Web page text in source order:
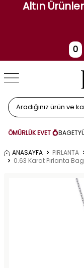
Altın
0
Gün
ÖMÜRLÜK EVET 💍BAGET
ANASAYFA PIRLANTA
0.63 Karat Pırlanta